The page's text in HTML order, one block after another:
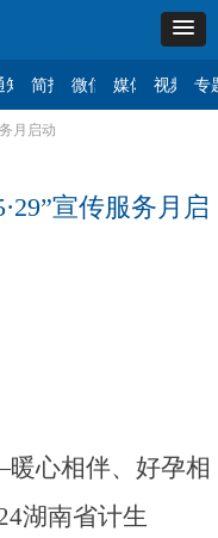
知公告简报信息微信公众号
媒体报道视频展专
宣传服务月启
心相伴、好孕相
湖南省计生
月启动